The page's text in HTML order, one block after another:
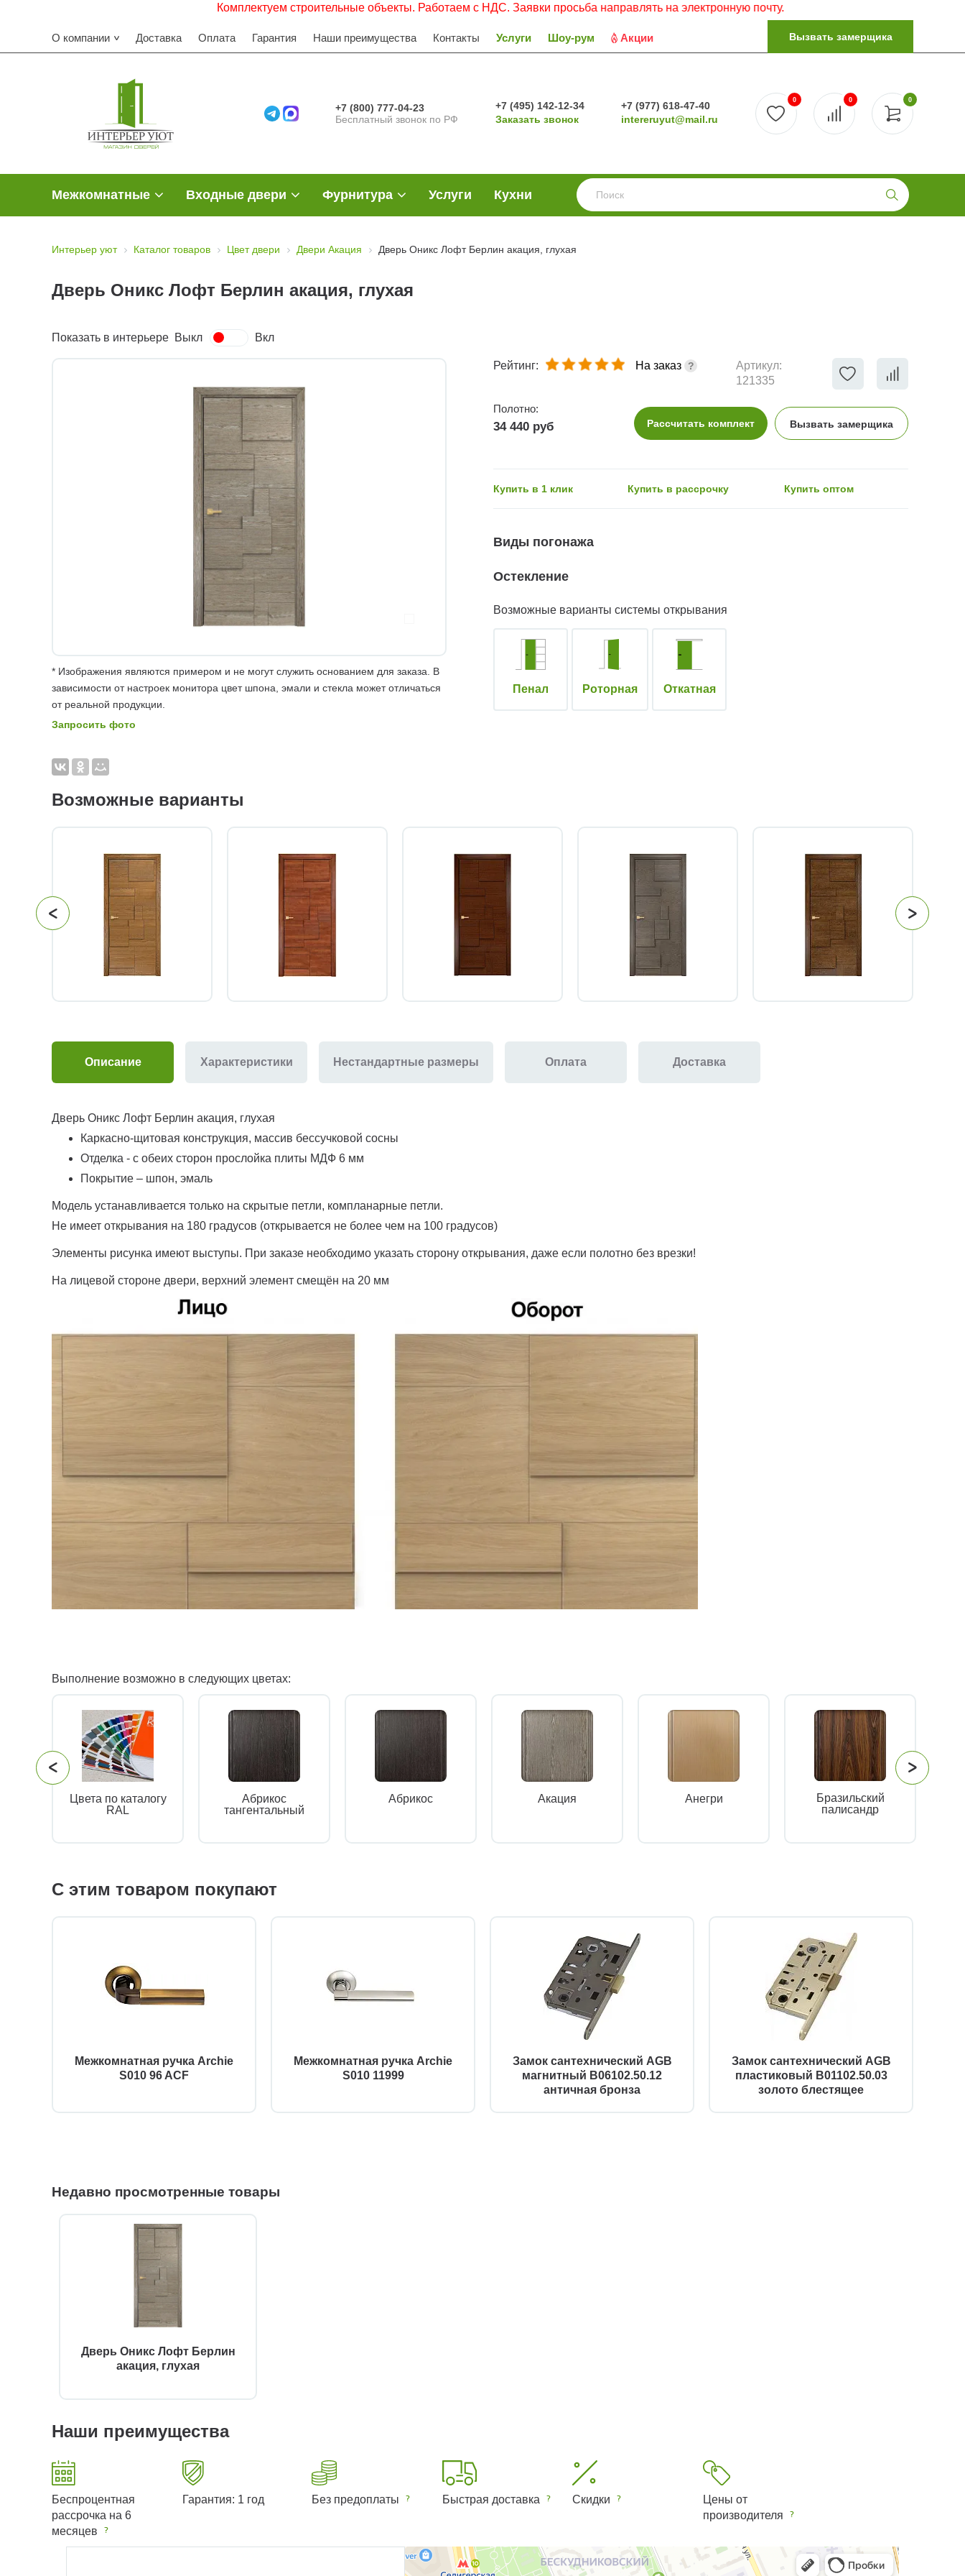
Комплектуем строительные объекты. Работаем с НДС. Заявки просьба направлять на электронную почту.
О компании Доставка Оплата Гарантия Наши преимущества Контакты Услуги Шоу-рум Акции Вызвать замерщика
+7 (800) 777-04-23
Бесплатный звонок по РФ
+7 (495) 142-12-34
Заказать звонок
+7 (977) 618-47-40
intereruyut@mail.ru
0
0 0
Межкомнатные Входные двери Фурнитура Услуги Кухни
Интерьер уют Каталог товаров Цвет двери Двери Акация Дверь Оникс Лофт Берлин акация, глухая
Дверь Оникс Лофт Берлин акация, глухая
Показать в интерьере Выкл Вкл
* Изображения являются примером и не могут служить основанием для заказа. В
зависимости от настроек монитора цвет шпона, эмали и стекла может отличаться
от реальной продукции.
Запросить фото
Рейтинг: На заказ
Артикул:
121335
Полотно:
34 440 руб Рассчитать комплект Вызвать замерщика
Купить в 1 клик Купить в рассрочку Купить оптом
Виды погонажа
Остекление
Возможные варианты системы открывания
Пенал Роторная Откатная
Возможные варианты
Описание Характеристики Нестандартные размеры Оплата Доставка
Дверь Оникс Лофт Берлин акация, глухая
Каркасно-щитовая конструкция, массив бессучковой сосны
Отделка - с обеих сторон прослойка плиты МДФ 6 мм
Покрытие – шпон, эмаль
Модель устанавливается только на скрытые петли, компланарные петли.
Не имеет открывания на 180 градусов (открывается не более чем на 100 градусов)
Элементы рисунка имеют выступы. При заказе необходимо указать сторону открывания, даже если полотно без врезки!
На лицевой стороне двери, верхний элемент смещён на 20 мм
Выполнение возможно в следующих цветах:
Цвета по каталогу
RAL
Абрикос
тангентальный
Абрикос Акация Анегри
Бразильский
палисандр
С этим товаром покупают
Межкомнатная ручка Archie
S010 96 ACF
Межкомнатная ручка Archie
S010 11999
Замок сантехнический AGB
магнитный B06102.50.12
античная бронза
Замок сантехнический AGB
пластиковый B01102.50.03
золото блестящее
Недавно просмотренные товары
Дверь Оникс Лофт Берлин
акация, глухая
Наши преимущества
Беспроцентная
рассрочка на 6
месяцев
Гарантия: 1 год Без предоплаты Быстрая доставка Скидки
Цены от
производителя